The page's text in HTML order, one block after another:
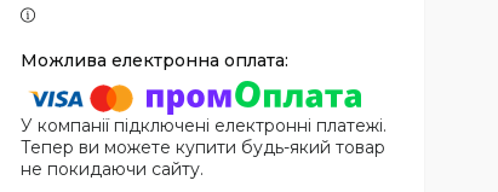
У компанії підключені електронні платежі.
Тепер ви можете купити будь-який товар
не покидаючи сайту.